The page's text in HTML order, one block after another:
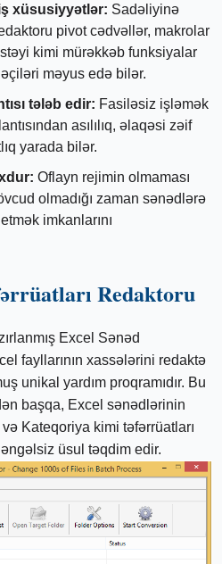
xüsusiyyətlər: Sadəliyinə
pivot cədvəllər, makrolar
kimi mürəkkəb funksiyalar
məyus edə bilər.
tələb edir: Fasiləsiz işləmək
asılılıq, əlaqəsi zəif
yarada bilər.
Oflayn rejimin olmaması
olmadığı zaman sənədlərə
imkanlarını
Redaktoru
Excel Sənəd
fayllarının xassələrini redaktə
unikal yardım proqramıdır. Bu
başqa, Excel sənədlərinin
Kateqoriya kimi təfərrüatları
üsul təqdim edir.